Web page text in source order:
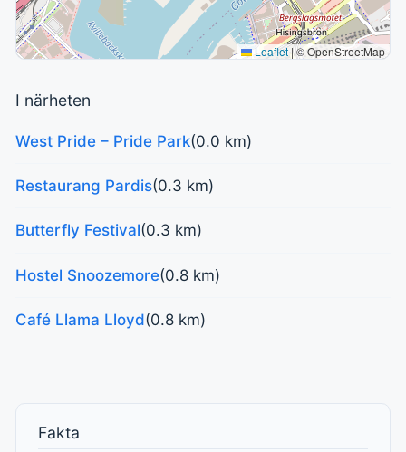
Leaflet |© OpenStreetMap
I närheten
West Pride – Pride Park(0.0 km)
Restaurang Pardis(0.3 km)
Butterfly Festival(0.3 km)
Hostel Snoozemore(0.8 km)
Café Llama Lloyd(0.8 km)
Fakta